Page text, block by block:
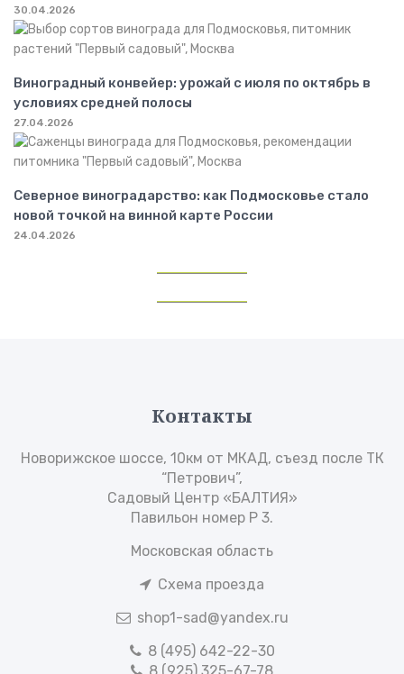
30.04.2026
Виноградный конвейер: урожай с июля по октябрь в
условиях средней полосы
27.04.2026
Северное виноградарство: как Подмосковье стало
новой точкой на винной карте России
24.04.2026
Контакты
Новорижское шоссе, 10км от МКАД, съезд после ТК
“Петрович”,
Садовый Центр «БАЛТИЯ»
Павильон номер Р 3.
Московская область
Схема проезда
shop1-sad@yandex.ru
8 (495) 642-22-30